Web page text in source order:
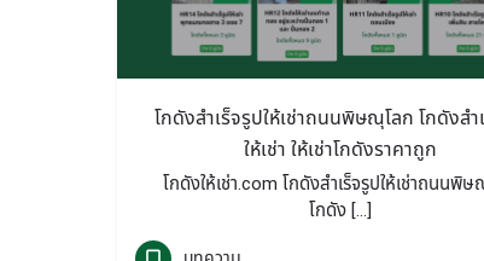
โกดังสำเร็จรูปให้เช่าถนนพิษณุโลก โกดังสำ
ให้เช่า ให้เช่าโกดังราคาถูก
โกดังให้เช่า.com โกดังสำเร็จรูปให้เช่าถนนพิ
โกดัง […]